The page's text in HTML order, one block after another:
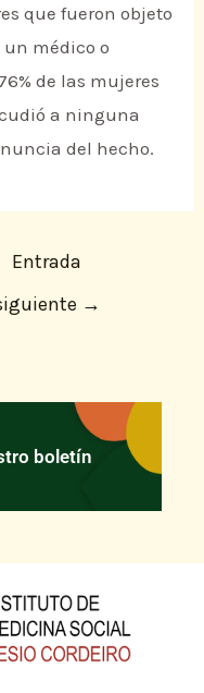
que fueron objeto
médico o
de las mujeres
a ninguna
del hecho.
Entrada
→
boletín